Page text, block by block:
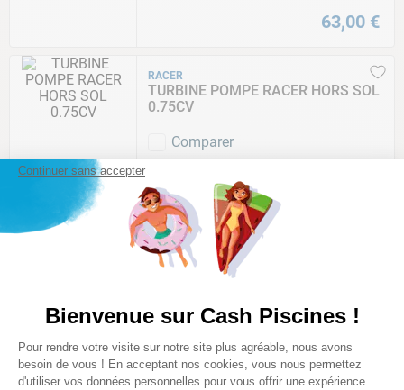
63,00 €
RACER
TURBINE POMPE RACER HORS SOL
0.75CV
Comparer
MAJESTIC
ROULEMENT POMPE MAJESTIC
MASTER 20 / 26 & MASTER TRI
Comparer
29,00
Continuer sans accepter
Bienvenue sur Cash Piscines !
Plateforme de Gestion du
Pour rendre votre visite sur notre site plus agréable, nous avons
besoin de vous ! En acceptant nos cookies, vous nous permettez
d'utiliser vos données personnelles pour vous offrir une expérience
Axeptio consent